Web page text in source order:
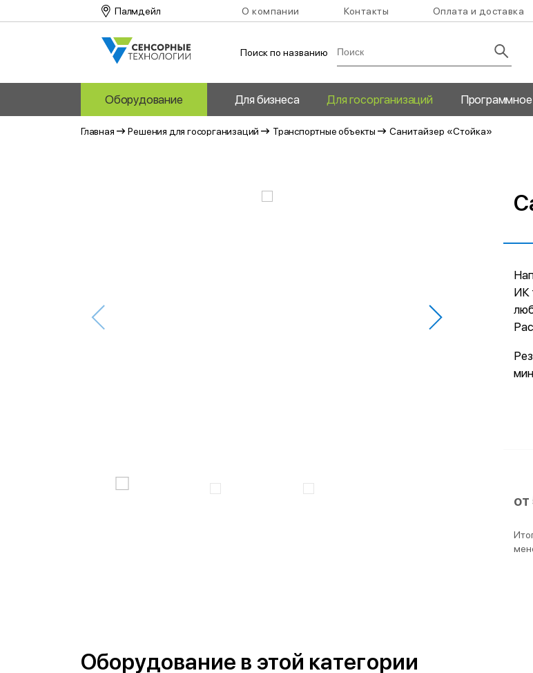
Палмдейл О компании Контакты Оплата и доставка
Поиск по названию
Оборудование Для бизнеса Для госорганизаций
Главная Решения для госорганизаций Транспортные объекты Санитайзер «Стойка»
ИК
Оборудование в этой категории